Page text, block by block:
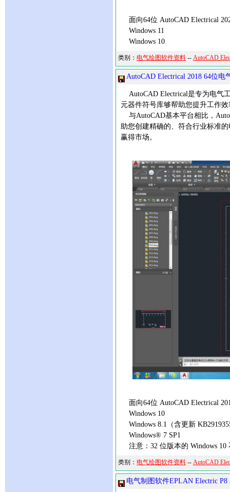
面向64位 AutoCAD Electrical
Windows 11
Windows 10
类别： 电气绘图软件资料 -- AutoCAD
AutoCAD Electrical 2018 64位
AutoCAD Electrical是专为电气
元器件符号库够帮助您提升工作
与AutoCAD基本平台相比，
助您创建精确的、符合行业标准
赢得市场。
面向64位 AutoCAD Electrical
Windows 10
Windows 8.1（含更新
Windows® 7 SP1
注意：32 位版本的 Windows 10
类别： 电气绘图软件资料 -- AutoCAD
电气制图软件EPLAN Electric P8